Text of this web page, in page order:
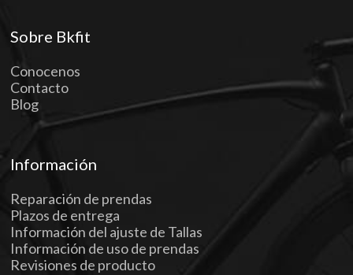
Sobre Bkfit
Conocenos
Contacto
Blog
Información
Reparación de prendas
Plazos de entrega
Información del ajuste de Tallas
Información de uso de prendas
Revisiones de producto